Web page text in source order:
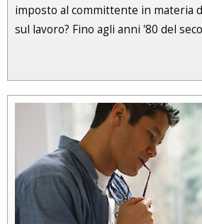
imposto al committente in materia
sul lavoro? Fino agli anni '80 del